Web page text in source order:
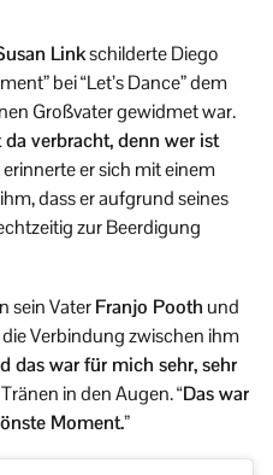
Linkschilderte Diego
bei “Let’s Dance” dem
Großvater gewidmet war.
verbracht, denn wer ist
erinnerte er sich mit einem
dass er aufgrund seines
zur Beerdigung
sein VaterFranjo Pooth und
Verbindung zwischen ihm
das war für mich sehr, sehr
in den Augen.“Das war
Moment.”